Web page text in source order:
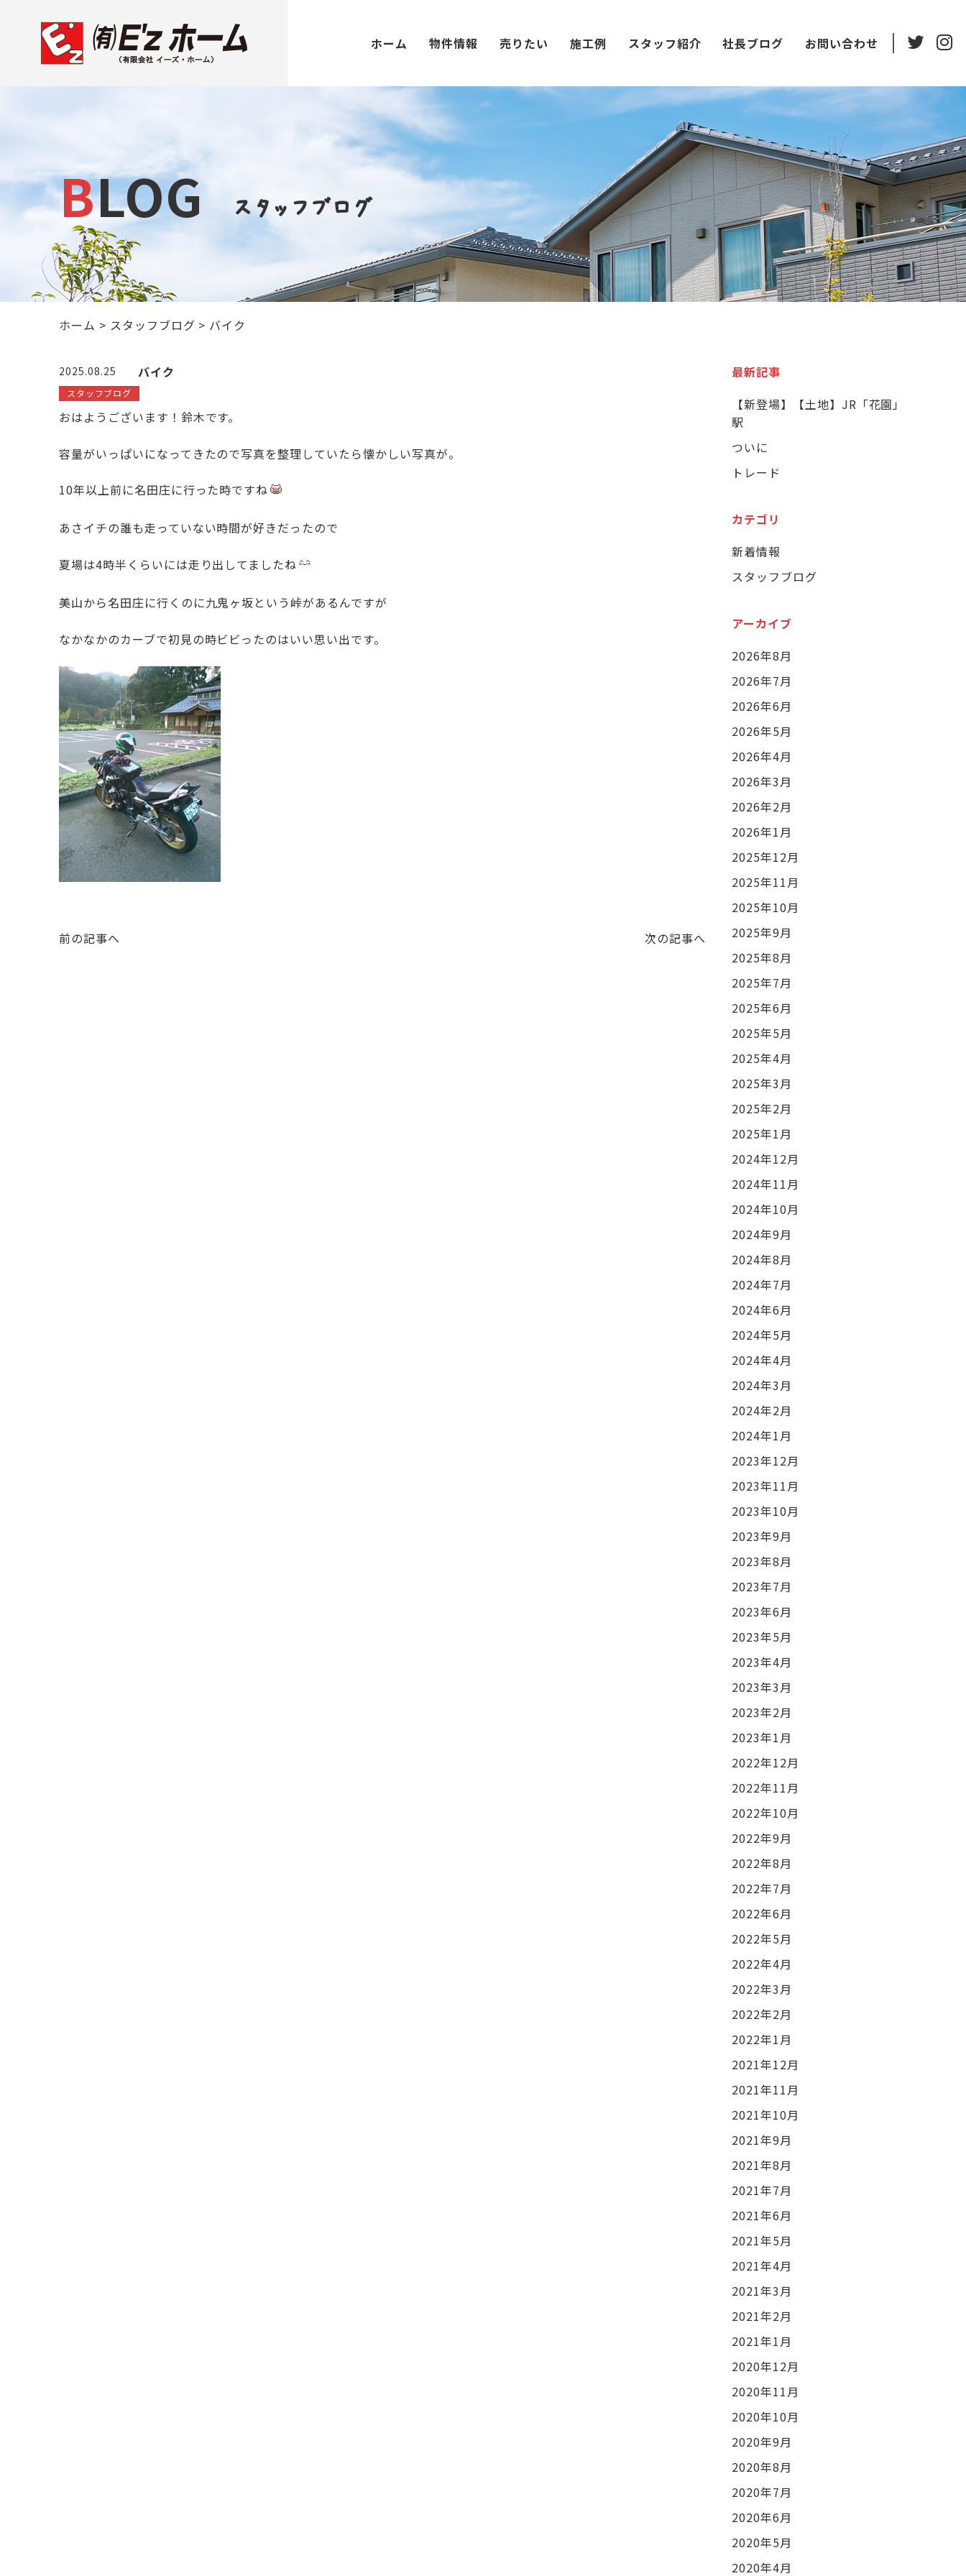
ホーム 物件情報 売りたい 施工例 スタッフ紹介 社長ブログ お問い合わせ
BLOG スタッフブログ
ホーム > スタッフブログ > バイク
2025.08.25 バイク
スタッフブログ
おはようございます！鈴木です。
容量がいっぱいになってきたので写真を整理していたら懐かしい写真が。
10年以上前に名田庄に行った時ですね
あさイチの誰も走っていない時間が好きだったので
夏場は4時半くらいには走り出してましたね
美山から名田庄に行くのに九鬼ヶ坂という峠があるんですが
なかなかのカーブで初見の時ビビったのはいい思い出です。
前の記事へ 次の記事へ
最新記事
【新登場】【土地】JR「花園」
駅
ついに
トレード
カテゴリ
新着情報
スタッフブログ
アーカイブ
2026年8月
2026年7月
2026年6月
2026年5月
2026年4月
2026年3月
2026年2月
2026年1月
2025年12月
2025年11月
2025年10月
2025年9月
2025年8月
2025年7月
2025年6月
2025年5月
2025年4月
2025年3月
2025年2月
2025年1月
2024年12月
2024年11月
2024年10月
2024年9月
2024年8月
2024年7月
2024年6月
2024年5月
2024年4月
2024年3月
2024年2月
2024年1月
2023年12月
2023年11月
2023年10月
2023年9月
2023年8月
2023年7月
2023年6月
2023年5月
2023年4月
2023年3月
2023年2月
2023年1月
2022年12月
2022年11月
2022年10月
2022年9月
2022年8月
2022年7月
2022年6月
2022年5月
2022年4月
2022年3月
2022年2月
2022年1月
2021年12月
2021年11月
2021年10月
2021年9月
2021年8月
2021年7月
2021年6月
2021年5月
2021年4月
2021年3月
2021年2月
2021年1月
2020年12月
2020年11月
2020年10月
2020年9月
2020年8月
2020年7月
2020年6月
2020年5月
2020年4月